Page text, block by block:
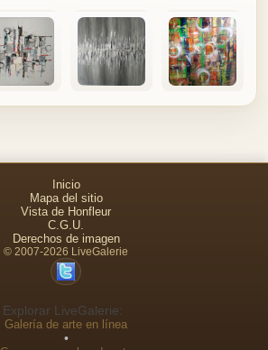
Inicio
Mapa del sitio
Vista de Honfleur
C.G.U.
Derechos de imagen
© 2007-2026 LiveGalerie
Explorar LiveGalerie:
Galería de arte en línea
•